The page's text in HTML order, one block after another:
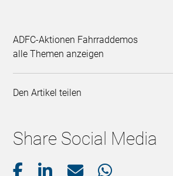
ADFC-Aktionen Fahrraddemos
alle Themen anzeigen
Den Artikel teilen
Share Social Media